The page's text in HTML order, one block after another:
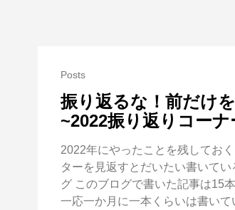
Posts
振り返るな！前だけを
~2022振り返りコーナ
2022年にやったことを残してお
ターを見返すとだいたい書いてい
グ このブログで書いた記事は15本
一応一か月に一本くらいは書いて